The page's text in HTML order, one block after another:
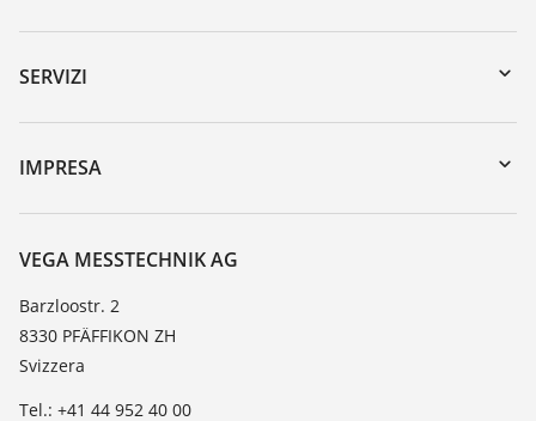
Downloads
Ricerca numero di serie
DTM Collection/PACTware
SERVIZI
Reso apparecchio
Seminari
TeamViewer
IMPRESA
VEGA, l'azienda
Contatto
Novità
Stampa
Blog
VEGA MESSTECHNIK AG
Barzloostr. 2
8330 PFÄFFIKON ZH
Svizzera
Tel.: +41 44 952 40 00